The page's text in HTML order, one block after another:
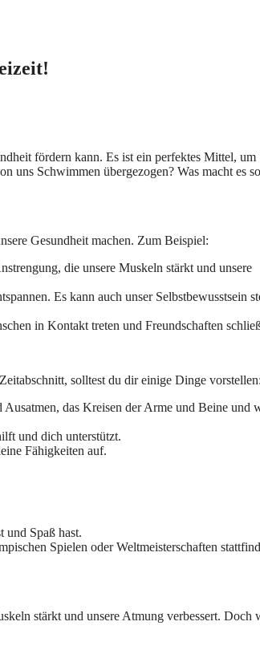
fördern kann. Es ist ein perfektes Mittel, um
uns Schwimmen übergezogen? Was macht es so
Gesundheit machen. Zum Beispiel:
die unsere Muskeln stärkt und unsere
Es kann auch unser Selbstbewusstsein
in Kontakt treten und Freundschaften
solltest du dir einige Dinge
das Kreisen der Arme und Beine und
und dich unterstützt.
Fähigkeiten auf.
und Spaß hast.
Spielen oder Weltmeisterschaften
stärkt und unsere Atmung verbessert. Doch